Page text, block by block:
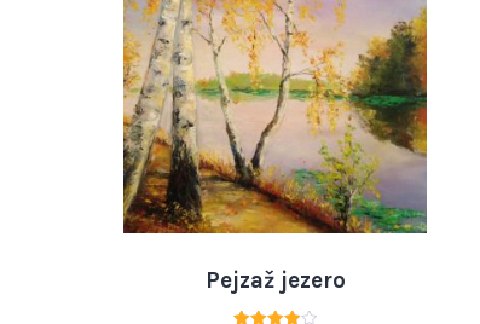
Pejzaž jezero